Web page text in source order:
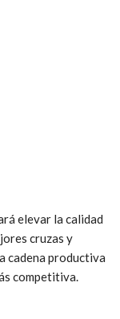
elevar la calidad
cruzas y
cadena productiva
competitiva.